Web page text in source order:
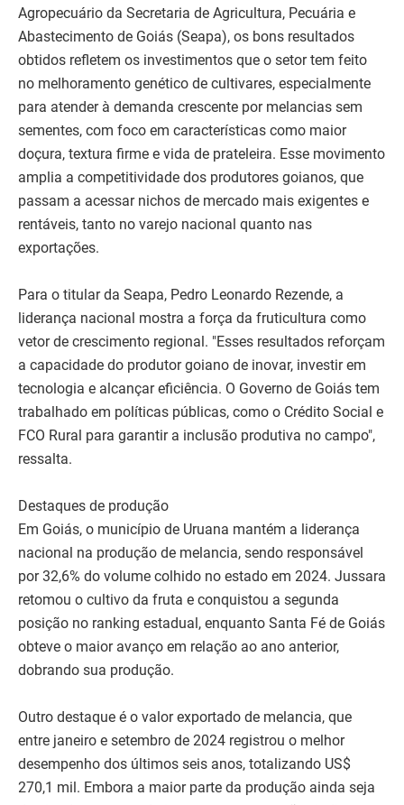
Agropecuário da Secretaria de Agricultura, Pecuária e
Abastecimento de Goiás (Seapa), os bons resultados
obtidos refletem os investimentos que o setor tem feito
no melhoramento genético de cultivares, especialmente
para atender à demanda crescente por melancias sem
sementes, com foco em características como maior
doçura, textura firme e vida de prateleira. Esse movimento
amplia a competitividade dos produtores goianos, que
passam a acessar nichos de mercado mais exigentes e
rentáveis, tanto no varejo nacional quanto nas
exportações.
Para o titular da Seapa, Pedro Leonardo Rezende, a
liderança nacional mostra a força da fruticultura como
vetor de crescimento regional. "Esses resultados reforçam
a capacidade do produtor goiano de inovar, investir em
tecnologia e alcançar eficiência. O Governo de Goiás tem
trabalhado em políticas públicas, como o Crédito Social e
FCO Rural para garantir a inclusão produtiva no campo",
ressalta.
Destaques de produção
Em Goiás, o município de Uruana mantém a liderança
nacional na produção de melancia, sendo responsável
por 32,6% do volume colhido no estado em 2024. Jussara
retomou o cultivo da fruta e conquistou a segunda
posição no ranking estadual, enquanto Santa Fé de Goiás
obteve o maior avanço em relação ao ano anterior,
dobrando sua produção.
Outro destaque é o valor exportado de melancia, que
entre janeiro e setembro de 2024 registrou o melhor
desempenho dos últimos seis anos, totalizando US$
270,1 mil. Embora a maior parte da produção ainda seja